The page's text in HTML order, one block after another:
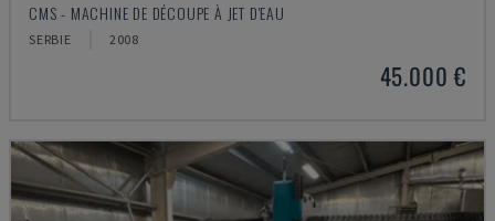
CMS - MACHINE DE DÉCOUPE À JET D'EAU
SERBIE 2008
45.000 €